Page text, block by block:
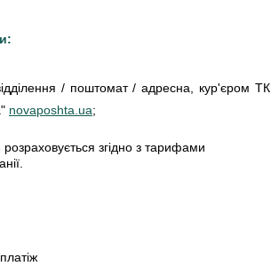
/ поштомат / адресна, кур'єром ТК
novaposhta.ua;
розраховується згідно з тарифами